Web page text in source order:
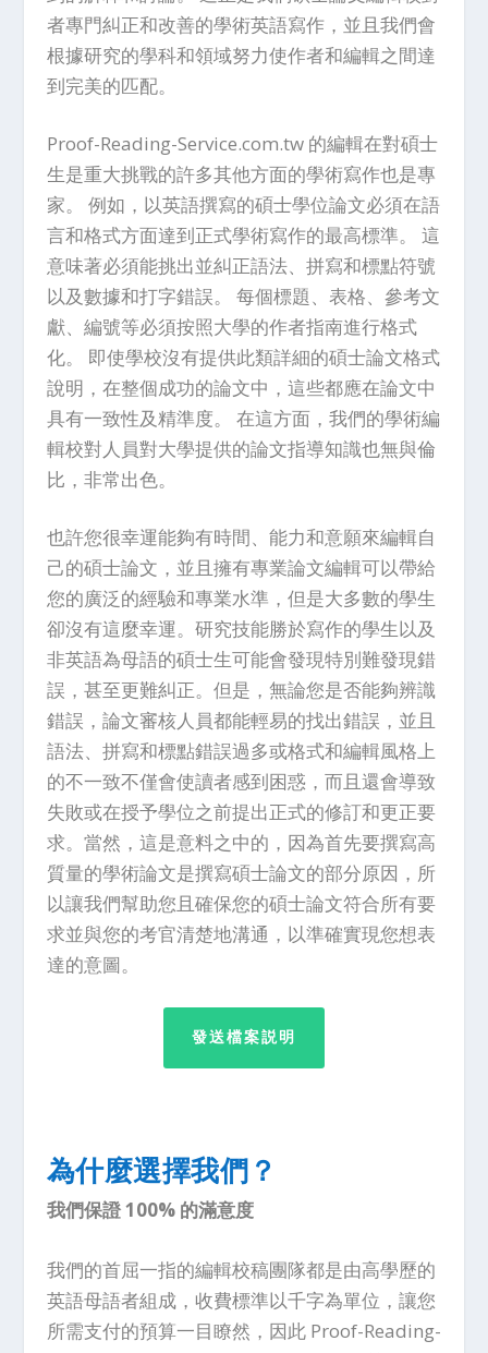
者專門糾正和改善的學術英語寫作，並且我們會
根據研究的學科和領域努力使作者和編輯之間達
到完美的匹配。
Proof-Reading-Service.com.tw 的編輯在對碩士
生是重大挑戰的許多其他方面的學術寫作也是專
家。 例如，以英語撰寫的碩士學位論文必須在語
言和格式方面達到正式學術寫作的最高標準。 這
意味著必須能挑出並糾正語法、拼寫和標點符號
以及數據和打字錯誤。 每個標題、表格、參考文
獻、編號等必須按照大學的作者指南進行格式
化。 即使學校沒有提供此類詳細的碩士論文格式
說明，在整個成功的論文中，這些都應在論文中
具有一致性及精準度。 在這方面，我們的學術編
輯校對人員對大學提供的論文指導知識也無與倫
比，非常出色。
也許您很幸運能夠有時間、能力和意願來編輯自
己的碩士論文，並且擁有專業論文編輯可以帶給
您的廣泛的經驗和專業水準，但是大多數的學生
卻沒有這麼幸運。研究技能勝於寫作的學生以及
非英語為母語的碩士生可能會發現特別難發現錯
誤，甚至更難糾正。但是，無論您是否能夠辨識
錯誤，論文審核人員都能輕易的找出錯誤，並且
語法、拼寫和標點錯誤過多或格式和編輯風格上
的不一致不僅會使讀者感到困惑，而且還會導致
失敗或在授予學位之前提出正式的修訂和更正要
求。當然，這是意料之中的，因為首先要撰寫高
質量的學術論文是撰寫碩士論文的部分原因，所
以讓我們幫助您且確保您的碩士論文符合所有要
求並與您的考官清楚地溝通，以準確實現您想表
達的意圖。
發送檔案説明
為什麼選擇我們？
我們保證 100% 的滿意度
我們的首屈一指的編輯校稿團隊都是由高學歷的
英語母語者組成，收費標準以千字為單位，讓您
所需支付的預算一目瞭然，因此 Proof-Reading-